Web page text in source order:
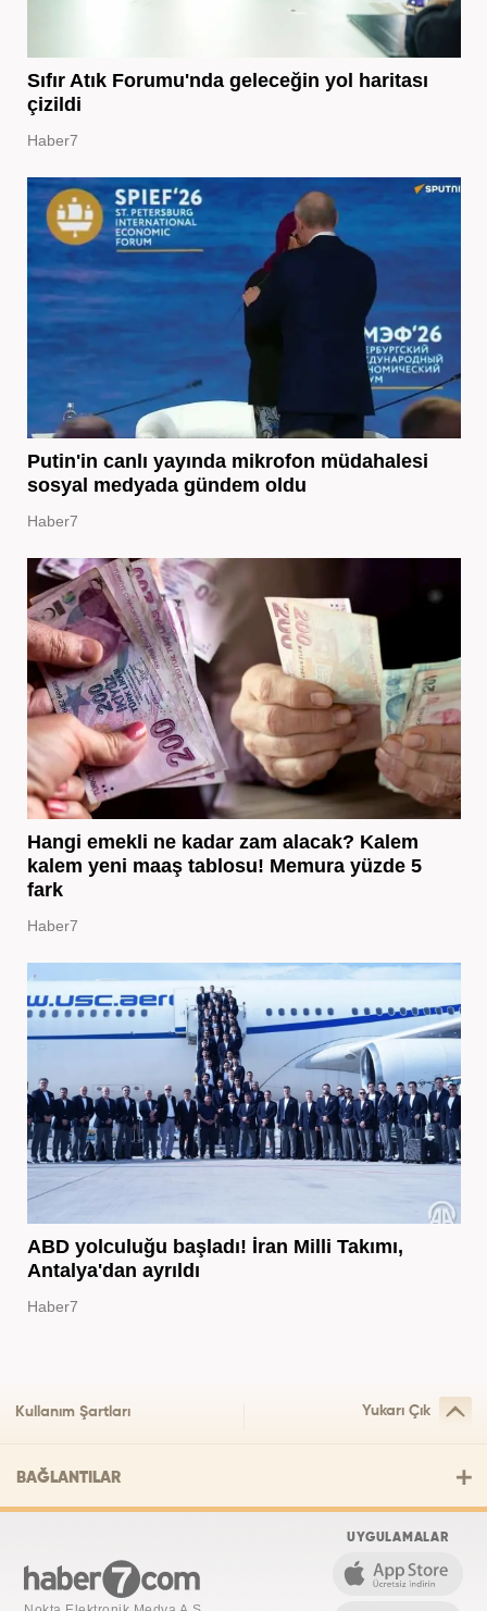
Sıfır Atık Forumu'nda geleceğin yol haritası
çizildi
Haber7
Putin'in canlı yayında mikrofon müdahalesi
sosyal medyada gündem oldu
Haber7
Hangi emekli ne kadar zam alacak? Kalem
kalem yeni maaş tablosu! Memura yüzde 5
fark
Haber7
ABD yolculuğu başladı! İran Milli Takımı,
Antalya'dan ayrıldı
Haber7
Kullanım Şartları Yukarı Çık
BAĞLANTILAR
UYGULAMALAR